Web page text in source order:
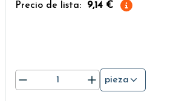
Precio de lista: 9,14 €
pieza